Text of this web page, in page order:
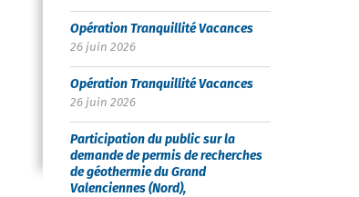
Opération Tranquillité Vacances
26 juin 2026
Opération Tranquillité Vacances
26 juin 2026
Participation du public sur la
demande de permis de recherches
de géothermie du Grand
Valenciennes (Nord),